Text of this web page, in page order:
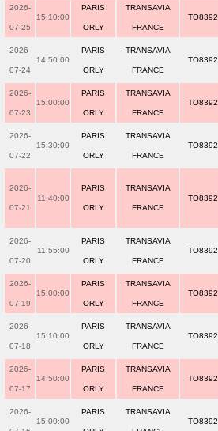
2026-
07-25
15:10:00
PARIS
ORLY
TRANSAVIA
FRANCE
TO8392
2026-
07-24
14:50:00
PARIS
ORLY
TRANSAVIA
FRANCE
TO8392
2026-
07-23
15:00:00
PARIS
ORLY
TRANSAVIA
FRANCE
TO8392
2026-
07-22
15:30:00
PARIS
ORLY
TRANSAVIA
FRANCE
TO8392
2026-
07-21
11:40:00
PARIS
ORLY
TRANSAVIA
FRANCE
TO8392
2026-
07-20
11:55:00
PARIS
ORLY
TRANSAVIA
FRANCE
TO8392
2026-
07-19
15:00:00
PARIS
ORLY
TRANSAVIA
FRANCE
TO8392
2026-
07-18
15:10:00
PARIS
ORLY
TRANSAVIA
FRANCE
TO8392
2026-
07-17
14:50:00
PARIS
ORLY
TRANSAVIA
FRANCE
TO8392
2026-
15:00:00
PARIS TRANSAVIA
TO8392